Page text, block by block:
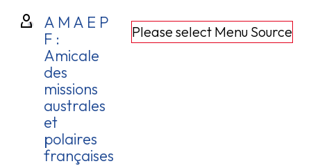
Please select Menu Source
A M A E P
F :
Amicale
des
missions
australes
et
polaires
françaises